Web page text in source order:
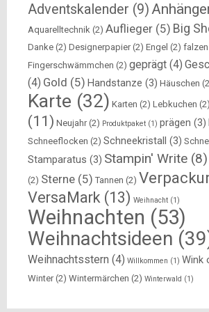
Adventskalender (9)
Aquarelltechnik (2) Auflieger (5) Big
Danke (2) Designerpapier(2) Engel (2) falzen
Fingerschwämmchen (2) geprägt (4)
(4) Gold (5) Handstanze (3) Häuschen
Karte (32) Karten (2) Lebkuchen (2)
(11) Neujahr(2) Produktpaket (1) prägen (3)
Schneeflocken (2) Schneekristall (3)
Stamparatus (3) Stampin' Write (8)
(2) Sterne (5) Tannen (2)
VersaMark (13) Weihnacht (1)
Weihnachten (53)
Weihnachtsideen
Weihnachtsstern (4) Willkommen (1) Wink
Winter(2) Wintermärchen (2) Winterwald (1)